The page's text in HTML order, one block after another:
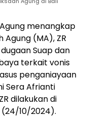
menangkap
(MA), ZR
Suap dan
terkait vonis
penganiayaan
Sera Afrianti
dilakukan di
(24/10/2024).